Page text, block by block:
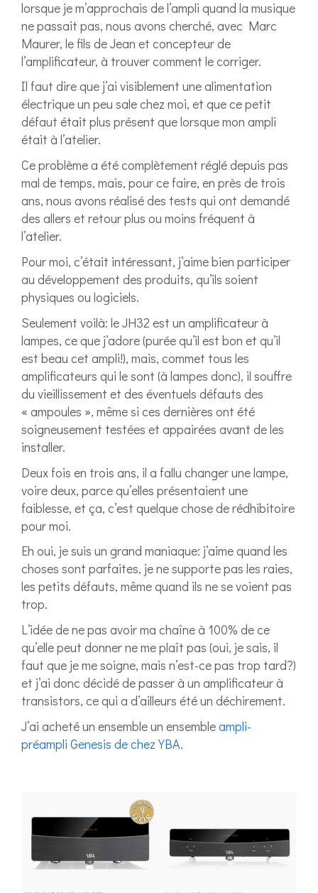
lorsque je m’approchais de l’ampli quand la musique
ne passait pas, nous avons cherché, avec Marc
Maurer, le fils de Jean et concepteur de
l’amplificateur, à trouver comment le corriger.
Il faut dire que j’ai visiblement une alimentation
électrique un peu sale chez moi, et que ce petit
défaut était plus présent que lorsque mon ampli
était à l’atelier.
Ce problème a été complètement réglé depuis pas
mal de temps, mais, pour ce faire, en près de trois
ans, nous avons réalisé des tests qui ont demandé
des allers et retour plus ou moins fréquent à
l’atelier.
Pour moi, c’était intéressant, j’aime bien participer
au développement des produits, qu’ils soient
physiques ou logiciels.
Seulement voilà: le JH32 est un amplificateur à
lampes, ce que j’adore (purée qu’il est bon et qu’il
est beau cet ampli!), mais, commet tous les
amplificateurs qui le sont (à lampes donc), il souffre
du vieillissement et des éventuels défauts des
« ampoules », même si ces dernières ont été
soigneusement testées et appairées avant de les
installer.
Deux fois en trois ans, il a fallu changer une lampe,
voire deux, parce qu’elles présentaient une
faiblesse, et ça, c’est quelque chose de rédhibitoire
pour moi.
Eh oui, je suis un grand maniaque: j’aime quand les
choses sont parfaites, je ne supporte pas les raies,
les petits défauts, même quand ils ne se voient pas
trop.
L’idée de ne pas avoir ma chaîne à 100% de ce
qu’elle peut donner ne me plaît pas (oui, je sais, il
faut que je me soigne, mais n’est-ce pas trop tard?)
et j’ai donc décidé de passer à un amplificateur à
transistors, ce qui a d’ailleurs été un déchirement.
J’ai acheté un ensemble un ensembleampli-
préampli Genesis de chez YBA.